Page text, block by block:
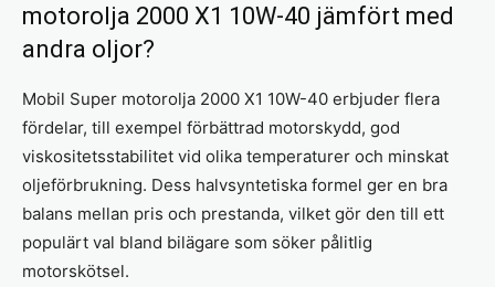
motorolja 2000 X1 10W-40 jämfört med
andra oljor?
Mobil Super motorolja 2000 X1 10W-40 erbjuder flera
fördelar, till exempel förbättrad motorskydd, god
viskositetsstabilitet vid olika temperaturer och minskat
oljeförbrukning. Dess halvsyntetiska formel ger en bra
balans mellan pris och prestanda, vilket gör den till ett
populärt val bland bilägare som söker pålitlig
motorskötsel.